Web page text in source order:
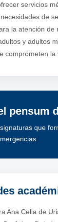
servicios
de
la atención de
y adultos
comprometen la
pensum
que
Ana Celia de